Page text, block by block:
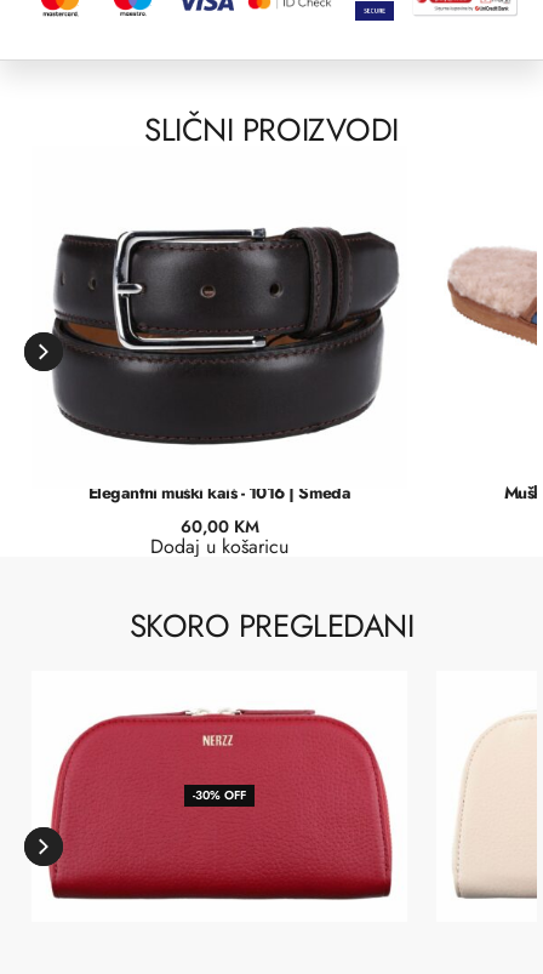
SLIČNI PROIZVODI
Elegantni muški kaiš - 1016 | Smeđa
60,00 KM
Dodaj u košaricu
SKORO PREGLEDANI
-30% OFF